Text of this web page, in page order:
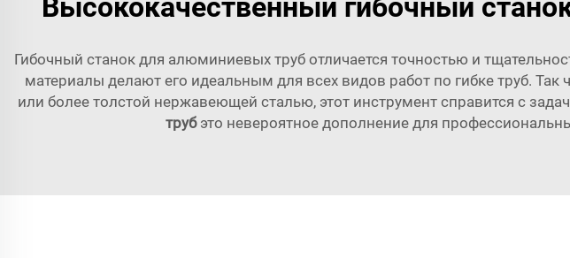
Высококачественный гибочный
Гибочный станок для алюминиевых труб отличается точностью и
материалы делают его идеальным для всех видов работ по гибке труб.
или более толстой нержавеющей сталью, этот инструмент справится с
труб это невероятное дополнение для